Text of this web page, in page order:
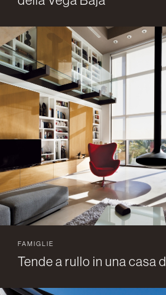
FAMIGLIE
Tende a rullo in una casa